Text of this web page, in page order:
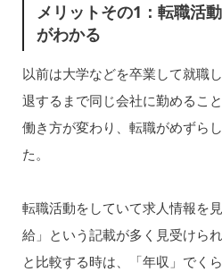
メリットその1：転職活
がわかる
以前は大学などを卒業して就職
退するまで同じ会社に勤めるこ
働き方が変わり、転職がめずら
た。
転職活動をしていて求人情報を
給」という記載が多く見受けら
と比較する時は、「年収」でく